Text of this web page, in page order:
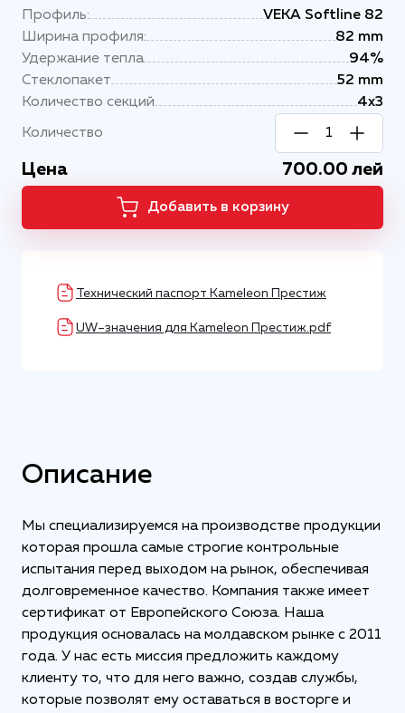
Профиль:
VEKA Softline 82
Ширина профиля:
82 mm
Удержание тепла
94%
Стеклопакет
52 mm
Количество секций
4х3
Количество
Цена 700.00 лей
Добавить в корзину
Технический паспорт Kameleon Престиж
UW–значения для Kameleon Престиж.pdf
Описание
Мы специализируемся на производстве продукции
которая прошла самые строгие контрольные
испытания перед выходом на рынок, обеспечивая
долговременное качество. Компания также имеет
сертификат от Европейского Союза. Наша
продукция основалась на молдавском рынке с 2011
года. У нас есть миссия предложить каждому
клиенту то, что для него важно, создав службы,
которые позволят ему оставаться в восторге и